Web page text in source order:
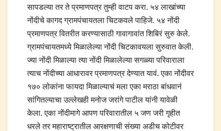
सापडल्या तर ते प्रमाणपत्र तुम्ही वाटप करा. ५४ लाखांच्या
नोंदीचे कागद ग्रामपंचायतला चिटकवले पाहिजे. ५४ नोंदी
प्रमाणपत्र वितरीत करण्यासाठी गावागावांत शिबिरं सुरु केले.
ग्रामपंचायतमध्ये मिळालेल्या नोंदी चिटकावयला सुरुवात केली.
ज्या नोंदी मिळाल्या त्या नोंदी मिळालेल्या सगळ्या परिवाराला
त्याच नोंदीच्या आधारावर प्रमाणपत्र देण्यात यावं. एका नोंदीवर
१७० लोकांना फायदा मिळाल्याचं मला एका मराठा बांधवानं
सांगितल्याचा उल्लेखही मनोज जरांगे पाटील यांनी यावेळी
केला. एका नोंदीमागे आपण परिवारातील ५ जण जरी गृहीत
धरले तर महाराष्ट्रातील आरक्षणाची संख्या अडीच कोटीवर